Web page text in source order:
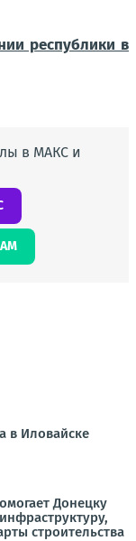
республики в
в МАКС и
в Иловайске
Донецку
строительства